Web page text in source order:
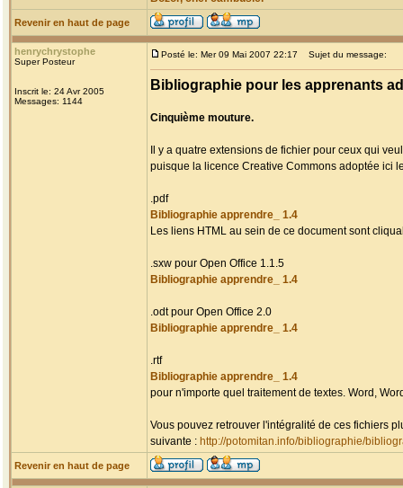
Revenir en haut de page
henrychrystophe
Super Posteur
Inscrit le: 24 Avr 2005
Messages: 1144
Posté le: Mer 09 Mai 2007 22:17 Sujet du message:
Bibliographie pour les apprenants
Cinquième mouture.
Il y a quatre extensions de fichier pour ceux qui
puisque la licence Creative Commons adoptée ici
.pdf
Bibliographie apprendre_ 1.4
Les liens HTML au sein de ce document sont
.sxw pour Open Office 1.1.5
Bibliographie apprendre_ 1.4
.odt pour Open Office 2.0
Bibliographie apprendre_ 1.4
.rtf
Bibliographie apprendre_ 1.4
pour n'importe quel traitement de textes. Word,
Vous pouvez retrouver l'intégralité de ces fichiers
suivante : http://potomitan.info/bibliographie/
Revenir en haut de page